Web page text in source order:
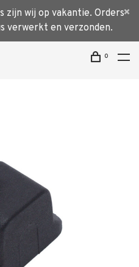
zijn wij op vakantie. Orders
verwerkt en verzonden.
0